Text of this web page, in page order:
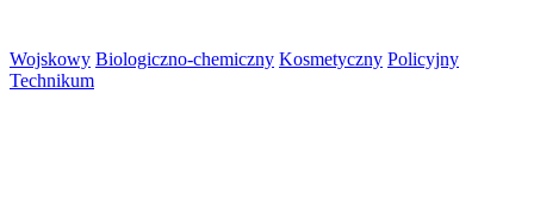
Wojskowy Biologiczno-chemiczny Kosmetyczny Policyjny
Technikum